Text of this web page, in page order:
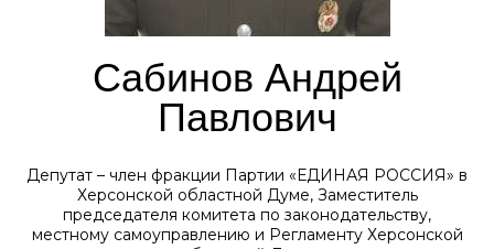
Сабинов Андрей
Павлович
Депутат – член фракции Партии «ЕДИНАЯ РОССИЯ» в
Херсонской областной Думе, Заместитель
председателя комитета по законодательству,
местному самоуправлению и Регламенту Херсонской